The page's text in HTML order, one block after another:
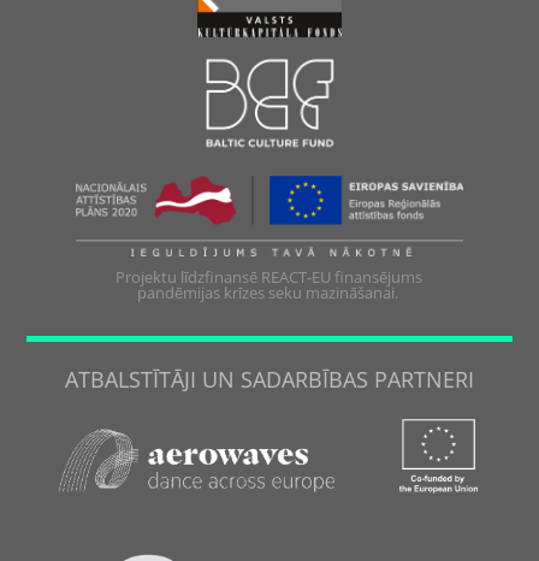
Projektu līdzfinansē REACT-EU finansējums
pandēmijas krīzes seku mazināšanai.
ATBALSTĪTĀJI UN SADARBĪBAS PARTNERI